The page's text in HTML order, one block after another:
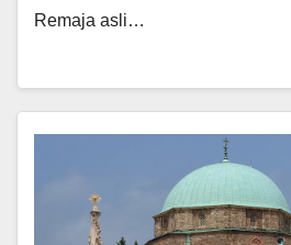
Remaja asli…